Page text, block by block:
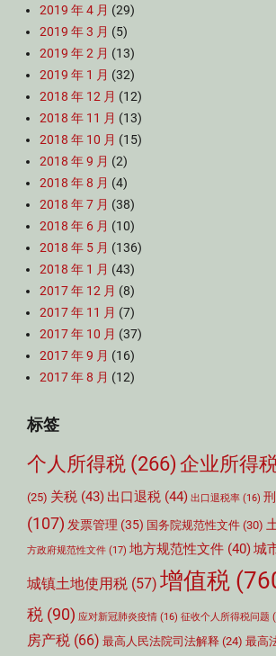
2019 年 4 月 (29)
2019 年 3 月 (5)
2019 年 2 月 (13)
2019 年 1 月 (32)
2018 年 12 月 (12)
2018 年 11 月 (13)
2018 年 10 月 (15)
2018 年 9 月 (2)
2018 年 8 月 (4)
2018 年 7 月 (38)
2018 年 6 月 (10)
2018 年 5 月 (136)
2018 年 1 月 (43)
2017 年 12 月 (8)
2017 年 11 月 (7)
2017 年 10 月 (37)
2017 年 9 月 (16)
2017 年 8 月 (12)
标签
个人所得税 (266) 企业所得
(25) 关税 (43) 出口退税 (44) 出口退税率 (16)
(107) 发票管理 (35) 国务院规范性文件 (30)
方政府规范性文件 (17) 地方规范性文件 (40)城
城镇土地使用税 (57) 增值税
税 (90) 应对新冠肺炎疫情 (16) 征收个人所得税问题
房产税 (66) 最高人民法院司法解释 (24) 最高